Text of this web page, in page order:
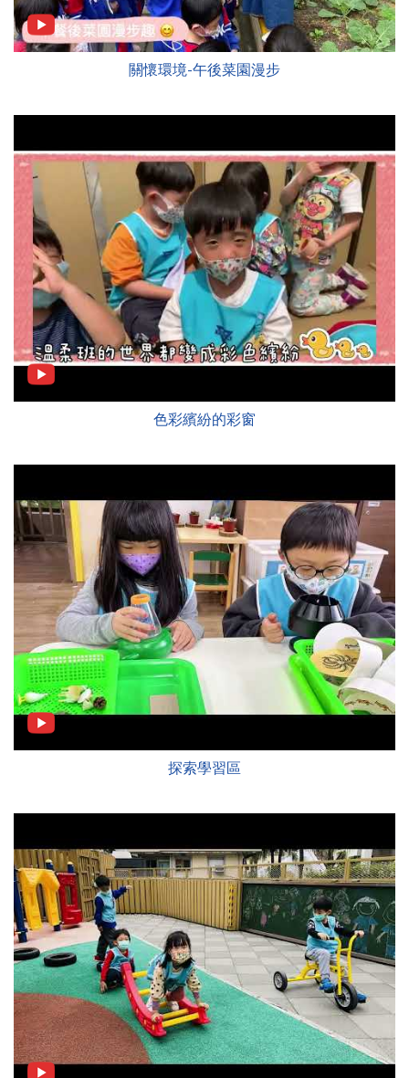
關懷環境-午後菜園漫步
色彩繽紛的彩窗
探索學習區